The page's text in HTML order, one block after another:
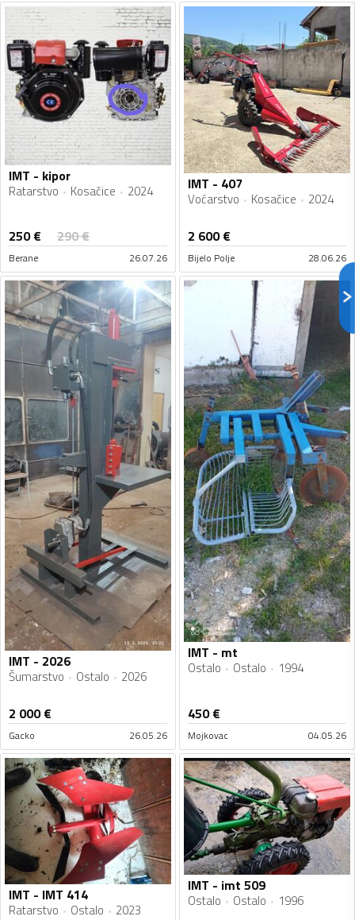
IMT - kipor
Ratarstvo Kosačice 2024
250€ 290€
Berane 26.07.26
IMT - 407
Voćarstvo Kosačice 2024
2 600€
Bijelo Polje 28.06.26
IMT - 2026
Šumarstvo Ostalo 2026
2 000€
Gacko 26.05.26
IMT - mt
Ostalo Ostalo 1994
450€
Mojkovac 04.05.26
IMT - IMT 414
Ratarstvo Ostalo 2023
IMT - imt 509
Ostalo Ostalo 1996